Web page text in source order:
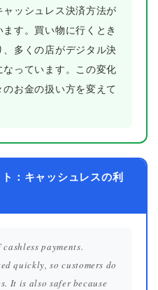
ッシュレス決済方法が
す。買い物に行くとき
多くの店がデジタル決
っています。この変化
お金の扱い方を変えて
：キャッシュレスの利
payments.
quickly, so customers do
It is also safer because